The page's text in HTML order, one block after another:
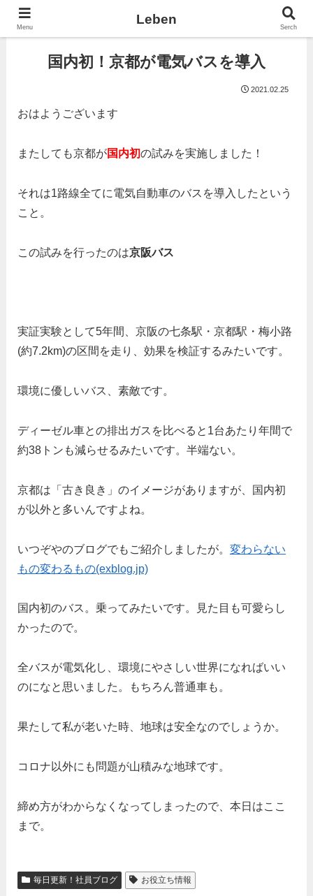
国内初！京都が電気バスを導入
2021.02.25
おはようございます
またしても京都が国内初の試みを実施しました！
それは1路線全てに電気自動車のバスを導入したという
こと。
この試みを行ったのは京阪バス
実証実験として5年間、京阪の七条駅・京都駅・梅小路
(約7.2km)の区間を走り、効果を検証するみたいです。
環境に優しいバス、素敵です。
ディーゼル車との排出ガスを比べると1台あたり年間で
約38トンも減らせるみたいです。半端ない。
京都は「古き良き」のイメージがありますが、国内初
が以外と多いんですよね。
いつぞやのブログでもご紹介しましたが。 変わらない
もの変わるもの(exblog.jp)
国内初のバス。乗ってみたいです。見た目も可愛らし
かったので。
全バスが電気化し、環境にやさしい世界になればいい
のになと思いました。もちろん普通車も。
果たして私が老いた時、地球は安全なのでしょうか。
コロナ以外にも問題が山積みな地球です。
締め方がわからなくなってしまったので、本日はここ
まで。
毎日更新！社員ブログ お役立ち情報
Menu
Leben
Serch